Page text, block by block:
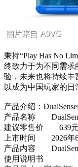
秉持“Play Has No
终致力于为不同需求
验，未来也将持续丰
以成为中国玩家的日
产品介绍：
产品名称
建议零售价 639元
上市时间 2026年6
产品内容
使用说明书